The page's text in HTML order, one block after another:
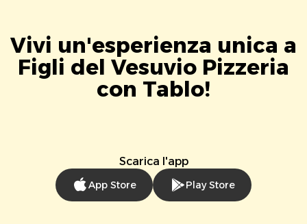
Vivi un'esperienza unica a
Figli del Vesuvio Pizzeria
con Tablo!
Scarica l'app
App Store Play Store